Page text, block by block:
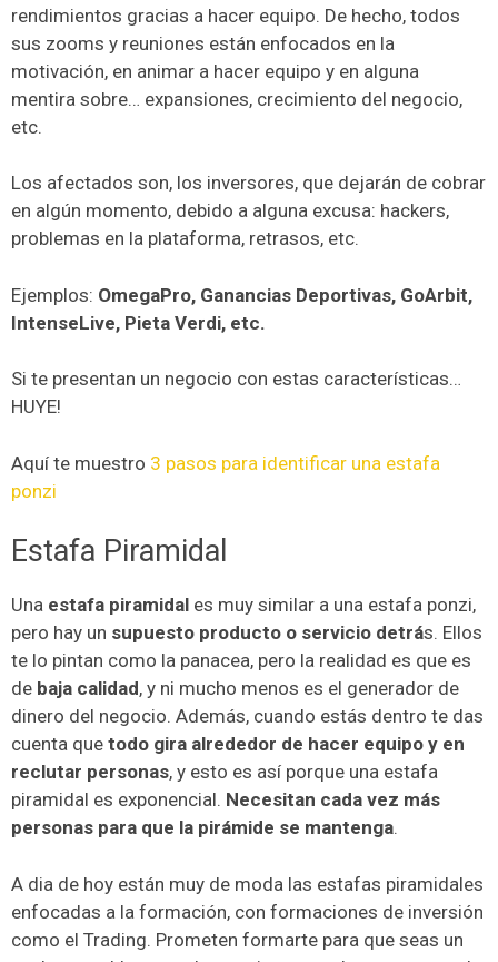
rendimientos gracias a hacer equipo. De hecho, todos
sus zooms y reuniones están enfocados en la
motivación, en animar a hacer equipo y en alguna
mentira sobre… expansiones, crecimiento del negocio,
etc.
Los afectados son, los inversores, que dejarán de cobrar
en algún momento, debido a alguna excusa: hackers,
problemas en la plataforma, retrasos, etc.
Ejemplos: OmegaPro, Ganancias Deportivas, GoArbit,
IntenseLive, Pieta Verdi, etc.
Si te presentan un negocio con estas características…
HUYE!
Aquí te muestro 3 pasos para identificar una estafa
ponzi
Estafa Piramidal
Una estafa piramidal es muy similar a una estafa ponzi,
pero hay un supuesto producto o servicio detrás. Ellos
te lo pintan como la panacea, pero la realidad es que es
de baja calidad, y ni mucho menos es el generador de
dinero del negocio. Además, cuando estás dentro te das
cuenta que todo gira alrededor de hacer equipo y en
reclutar personas, y esto es así porque una estafa
piramidal es exponencial. Necesitan cada vez más
personas para que la pirámide se mantenga.
A dia de hoy están muy de moda las estafas piramidales
enfocadas a la formación, con formaciones de inversión
como el Trading. Prometen formarte para que seas un